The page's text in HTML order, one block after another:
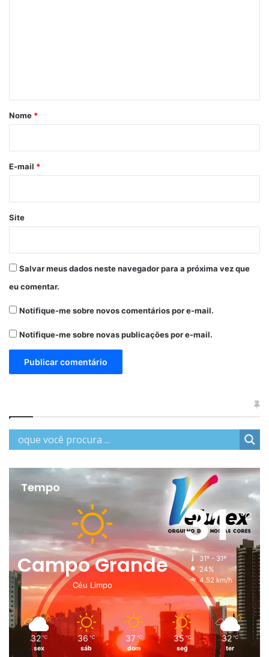
r
*
Nome *
E-mail *
Site
Salvar meus dados neste navegador para a próxima vez que
eu comentar.
Notifique-me sobre novos comentários por e-mail.
Notifique-me sobre novas publicações por e-mail.
Tempo
Campo Grande
Céu Limpo
31℃
31º - 31º
24%
4.52 km/h
32 ℃
sex
36 ℃
sáb
37 ℃
dom
35 ℃
seg
32 ℃
ter